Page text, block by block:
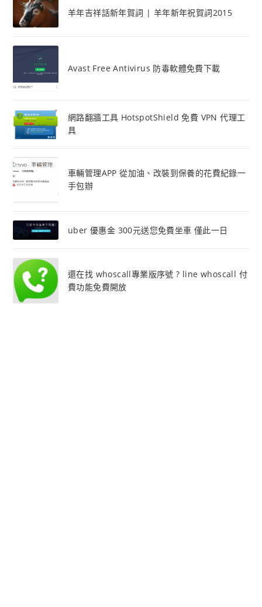
羊年吉祥話新年賀詞 | 羊年新年祝賀詞2015
Avast Free Antivirus 防毒軟體免費下載
網路翻牆工具 HotspotShield 免費 VPN 代理工
具
車輛管理APP 從加油、改裝到保養的花費紀錄一
手包辦
uber 優惠金 300元送您免費坐車 僅此一日
還在找 whoscall專業版序號 ? line whoscall 付
費功能免費開放